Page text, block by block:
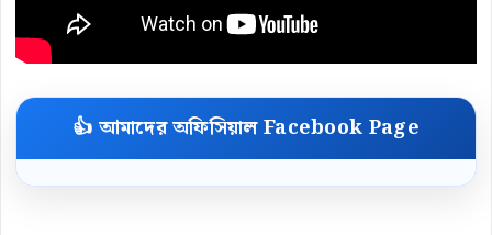
👍 আমাদের অফিসিয়াল Facebook Page